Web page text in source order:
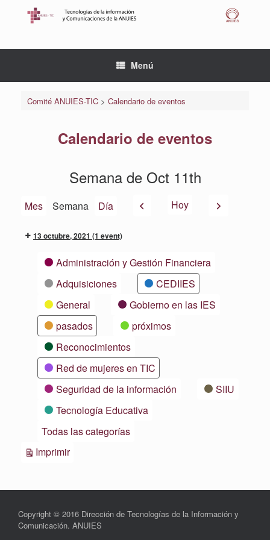
Menú
Comité ANUIES-TIC> Calendario de eventos
Calendario de eventos
Semana de Oct 11th
Mes Semana Día AnteriorHoy Siguiente
13 octubre, 2021 (1 event)
CategoríasAdministración y Gestión Financiera
Adquisiciones
CEDIIES
General
Gobierno en las IES
pasados
próximos
Reconocimientos
Red de mujeres en TIC
Seguridad de la información
SIIU
Tecnología Educativa
Todas las categorías
ImprimirVistas
Copyright © 2016 Dirección de Tecnologías de la Información y
Comunicación. ANUIES